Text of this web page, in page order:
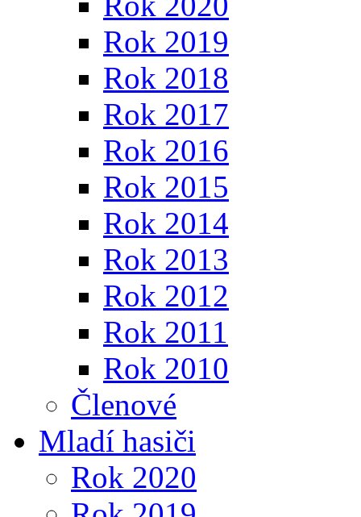
Rok 2019
Rok 2018
Rok 2017
Rok 2016
Rok 2015
Rok 2014
Rok 2013
Rok 2012
Rok 2011
Rok 2010
Členové
Mladí hasiči
Rok 2020